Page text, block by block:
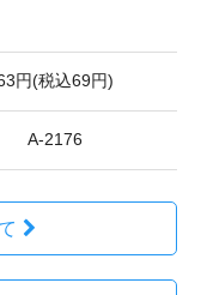
円(税込69円)
A-2176